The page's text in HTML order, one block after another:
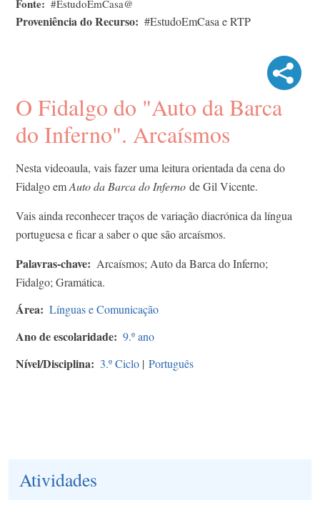
Fonte #EstudoEmCasa@
Proveniência do Recurso #EstudoEmCasa e RTP
O Fidalgo do "Auto da Barca
do Inferno". Arcaísmos
Nesta videoaula, vais fazer uma leitura orientada da cena do
Fidalgo emAuto da Barca do Inferno de Gil Vicente.
Vais ainda reconhecer traços de variação diacrónica da língua
portuguesa e ficar a saber o que são arcaísmos.
Palavras-chave
Arcaísmos; Auto da Barca do Inferno;
Fidalgo; Gramática.
Área Línguas e Comunicação
Ano de escolaridade 9.º ano
Nível/Disciplina 3.º Ciclo | Português
Atividades